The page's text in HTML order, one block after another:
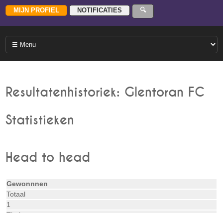
Resultatenhistoriek: Glentoran FC
Statistieken
Head to head
Gewonnnen
Totaal
1